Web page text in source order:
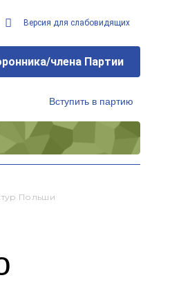
Версия для слабовидящих
члена Партии
Вступить в партию
Польши